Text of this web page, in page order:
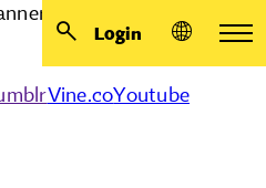
Login
und Display
Vine.coYoutube